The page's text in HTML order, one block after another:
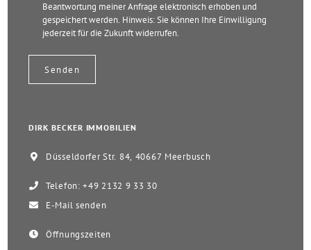
Beantwortung meiner Anfrage elektronisch erhoben und
gespeichert werden. Hinweis: Sie können Ihre Einwilligung
jederzeit für die Zukunft widerrufen.
DIRK BECKER IMMOBILIEN
Düsseldorfer Str. 84, 40667 Meerbusch
Telefon: +49 2132 9 33 30
E-Mail senden
Öffnungszeiten